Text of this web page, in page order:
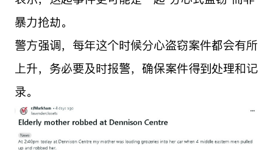
暴力抢劫。
警方强调，每年这个时候分心盗窃案件都会有所
上升，务必要及时报警，确保案件得到处理和记
录。